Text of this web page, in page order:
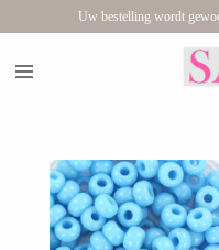
de
Uw bestelling wordt